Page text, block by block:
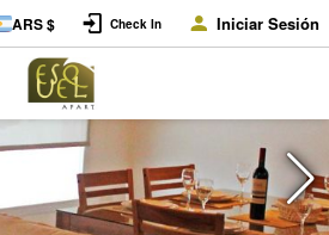
ARS $ Check In Iniciar Sesión